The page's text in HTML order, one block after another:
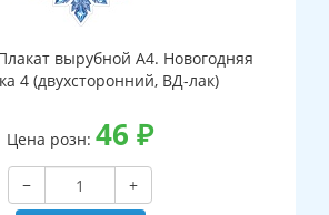
вырубной А4. Новогодняя
4 (двухсторонний, ВД-лак)
Цена розн: 46 ₽
−
+